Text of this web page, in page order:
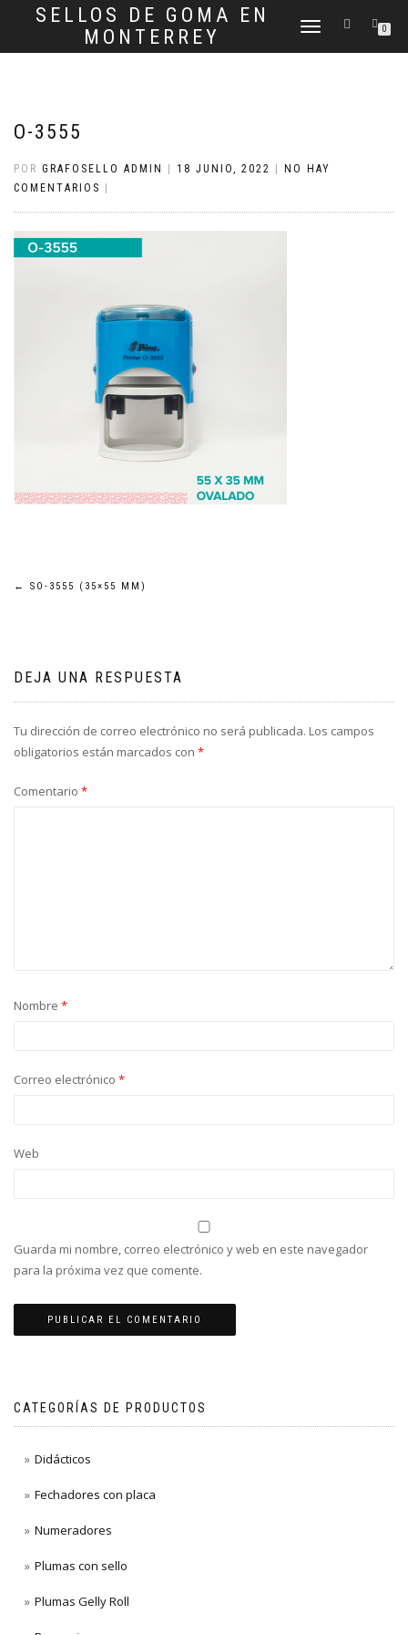
SELLOS DE GOMA EN
MONTERREY
CAMBIAR
0
O-3555
POR GRAFOSELLO ADMIN 18 JUNIO, 2022
NO HAY
COMENTARIOS
Navegación
entradas
← SO-3555 (35×55 MM)
DEJA UNA RESPUESTA
Tu dirección de correo electrónico no será publicada. Los campos
obligatorios están marcados con *
Comentario *
Nombre *
Correo electrónico *
Web
Guarda mi nombre, correo electrónico y web en este navegador
para la próxima vez que comente.
CATEGORÍAS DE PRODUCTOS
Didácticos
Fechadores con placa
Numeradores
Plumas con sello
Plumas Gelly Roll